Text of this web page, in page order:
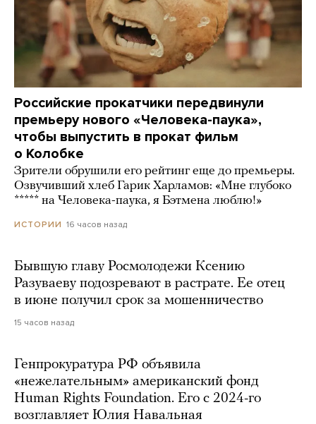
Российские прокатчики передвинули
премьеру нового «Человека-паука»,
чтобы выпустить в прокат фильм
о Колобке
Зрители обрушили его рейтинг еще до премьеры.
Озвучивший хлеб Гарик Харламов: «Мне глубоко
***** на Человека-паука, я Бэтмена люблю!»
ИСТОРИИ 16 часов назад
Бывшую главу Росмолодежи Ксению
Разуваеву подозревают в растрате. Ее отец
в июне получил срок за мошенничество
15 часов назад
Генпрокуратура РФ объявила
«нежелательным» американский фонд
Human Rights Foundation. Его с 2024-го
возглавляет Юлия Навальная